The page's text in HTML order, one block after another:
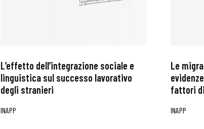
L’effetto dell’integrazione sociale e
linguistica sul successo lavorativo
degli stranieri
INAPP
Le
fattori
INAPP